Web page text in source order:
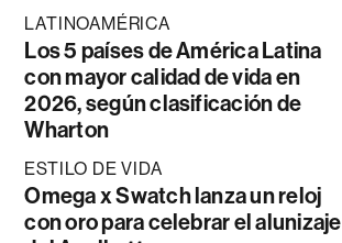
LATINOAMÉRICA
Los 5 países de América Latina
con mayor calidad de vida en
2026, según clasificación de
Wharton
ESTILO DE VIDA
Omega x Swatch lanza un reloj
con oro para celebrar el alunizaje